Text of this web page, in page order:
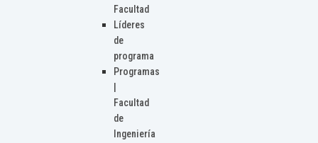
Facultad
Líderes
de
programa
Programas
Facultad
de
Ingeniería